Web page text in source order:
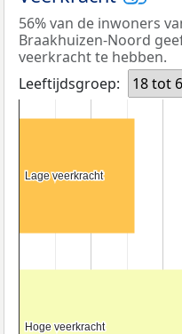
56% van de inwoners
Braakhuizen-Noord
veerkracht te hebben.
Leeftijdsgroep:
18 tot
Lage veerkracht
Lage veerkracht
Hoge veerkracht
Hoge veerkracht